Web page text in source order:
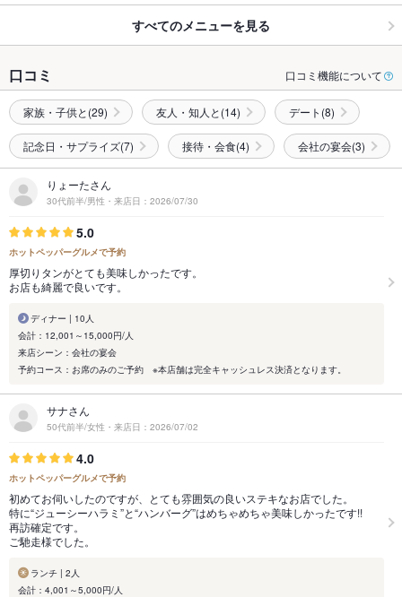
すべてのメニューを見る
口コミ 口コミ機能について
家族・子供と(29) 友人・知人と(14) デート(8)
記念日・サプライズ(7) 接待・会食(4) 会社の宴会(3)
りょーたさん
30代前半/男性・来店日：2026/07/30
5.0
ホットペッパーグルメで予約
厚切りタンがとても美味しかったです。
お店も綺麗で良いです。
ディナー | 10人
会計：12,001～15,000円/人
来店シーン：会社の宴会
予約コース：お席のみのご予約 ※本店舗は完全キャッシュレス決済となります。
サナさん
50代前半/女性・来店日：2026/07/02
4.0
ホットペッパーグルメで予約
初めてお伺いしたのですが、とても雰囲気の良いステキなお店でした。
特に“ジューシーハラミ”と“ハンバーグ”はめちゃめちゃ美味しかったです!!
再訪確定です。
ご馳走様でした。
ランチ | 2人
会計：4,001～5,000円/人